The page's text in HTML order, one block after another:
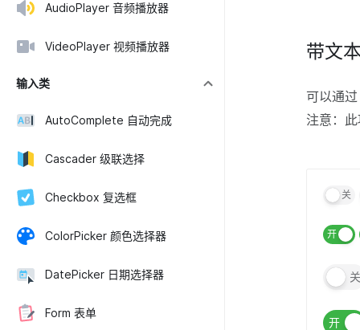
AudioPlayer 音频播放器
VideoPlayer 视频播放器
输入类
AutoComplete 自动完成
Cascader 级联选择
Checkbox 复选框
ColorPicker 颜色选择器
DatePicker 日期选择器
Form 表单
带文
可以通
注意：
关
开
开